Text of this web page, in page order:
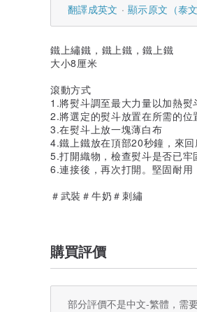
翻譯成英文
顯示原文（泰文
鐵上繡鐵，鐵上鐵，鐵上鐵
大小8厘米
滾動方式
1.將熨斗調至最大力量以加熱熨
2.將選定的熨斗放置在所需的
3.在熨斗上放一塊薄白布
4.鐵上鐵放在頂部20秒鐘，來回
5.打開織物，檢查熨斗是否已牢
6.連接後，再次打開。堅固耐用
＃武裝＃牛奶＃刺繡
購買評價
部分評價不是中文-繁體，需